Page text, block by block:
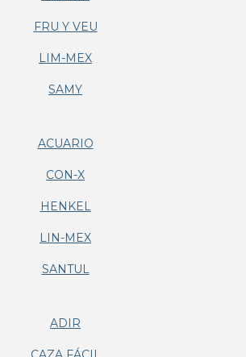
FRU Y VEU
LIM-MEX
SAMY
ACUARIO
CON-X
HENKEL
LIN-MEX
SANTUL
ADIR